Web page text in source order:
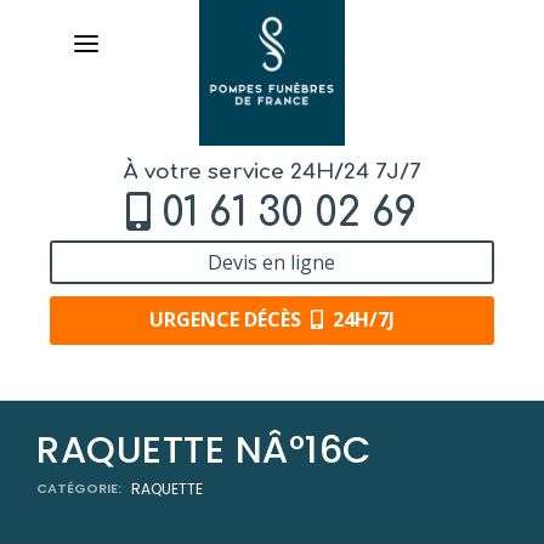
À votre service 24H/24 7J/7
01 61 30 02 69
Devis en ligne
URGENCE DÉCÈS 24H/7J
AVIS DE DÉCÈS
ORGANISER DES OBSÈQUES
RAQUETTE NÂ°16C
CATÉGORIE: RAQUETTE